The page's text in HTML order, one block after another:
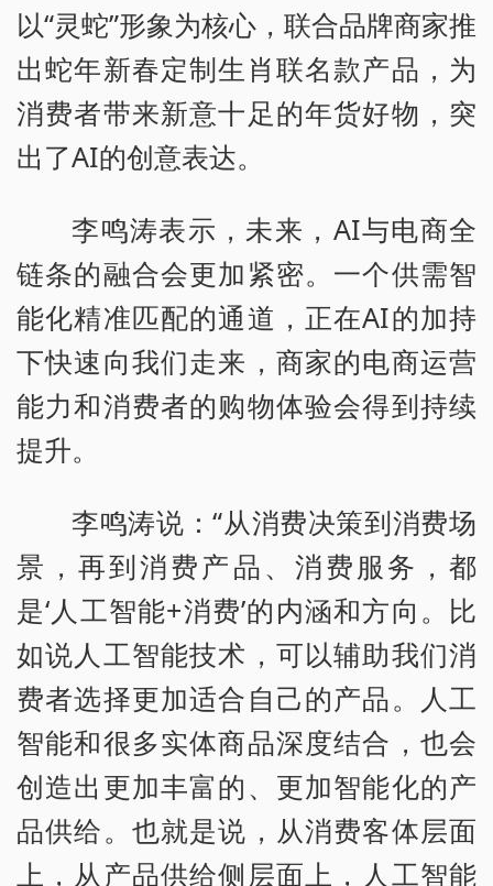
以“灵蛇”形象为核心，联合品牌商家推
出蛇年新春定制生肖联名款产品，为
消费者带来新意十足的年货好物，突
出了AI的创意表达。
李鸣涛表示，未来，AI与电商全
链条的融合会更加紧密。一个供需智
能化精准匹配的通道，正在AI的加持
下快速向我们走来，商家的电商运营
能力和消费者的购物体验会得到持续
提升。
李鸣涛说：“从消费决策到消费场
景，再到消费产品、消费服务，都
是‘人工智能+消费’的内涵和方向。比
如说人工智能技术，可以辅助我们消
费者选择更加适合自己的产品。人工
智能和很多实体商品深度结合，也会
创造出更加丰富的、更加智能化的产
品供给。也就是说，从消费客体层面
上，从产品供给侧层面上，人工智能